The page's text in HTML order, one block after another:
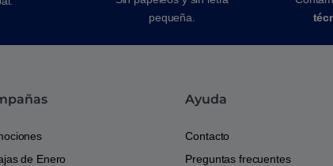
pequeña.
de Enero
Ayuda
Contacto
Preguntas frecuentes